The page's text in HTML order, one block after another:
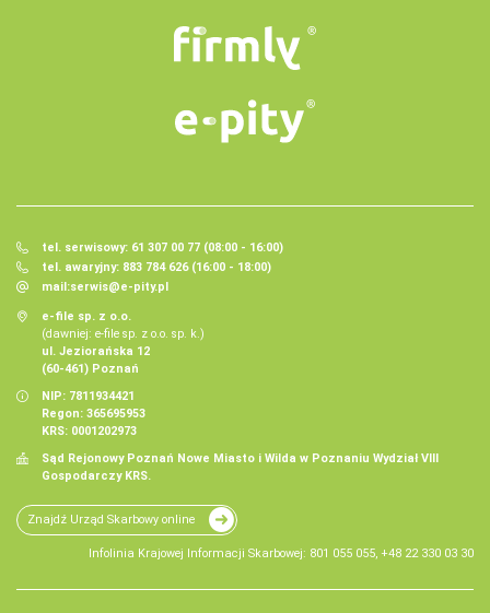
tel. serwisowy: 61 307 00 77 (08:00 - 16:00)
tel. awaryjny: 883 784 626 (16:00 - 18:00)
mail:serwis@e-pity.pl
e-file sp. z o.o.
(dawniej: e-file sp. z o.o. sp. k.)
ul. Jeziorańska 12
(60-461) Poznań
NIP: 7811934421
Regon: 365695953
KRS: 0001202973
Sąd Rejonowy Poznań Nowe Miasto i Wilda w Poznaniu Wydział VIII
Gospodarczy KRS.
Znajdź Urząd Skarbowy online
Infolinia Krajowej Informacji Skarbowej: 801 055 055, +48 22 330 03 30